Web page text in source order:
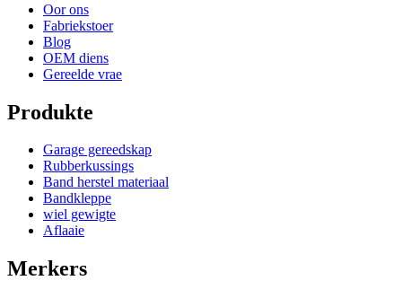
Oor ons
Fabriekstoer
Blog
OEM diens
Gereelde vrae
Produkte
Garage gereedskap
Rubberkussings
Band herstel materiaal
Bandkleppe
wiel gewigte
Aflaaie
Merkers